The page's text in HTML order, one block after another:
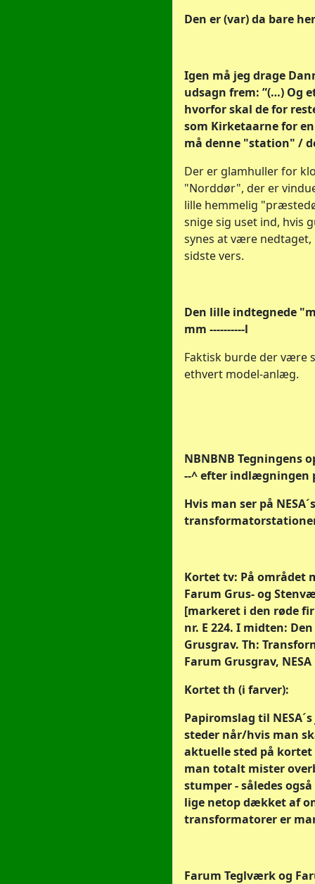
Den er (var) da bare
Igen må jeg drage
udsagn frem: ”(…) Og
hvorfor skal de for
som Kirketaarne for
må denne "station" /
Der er glamhuller for
"Norddør", der er
lille hemmelig
snige sig uset ind, hvis
synes at være
sidste vers.
Den lille indtegnede
mm ----------l
Faktisk burde der være
ethvert model-anlæg.
NBNBNB Tegningens
--^ efter indlægningen
Hvis man ser på
transformatorstationer
Kortet tv: På området
Farum Grus- og
[markeret i den røde
nr. E 224. I midten:
Grusgrav. Th:
Farum Grusgrav, NESA
Kortet th (i farver):
Papiromslag til
steder når/hvis man
aktuelle sted på
man totalt mister
stumper - således
lige netop dækket af
transformatorer er
Farum Teglværk og